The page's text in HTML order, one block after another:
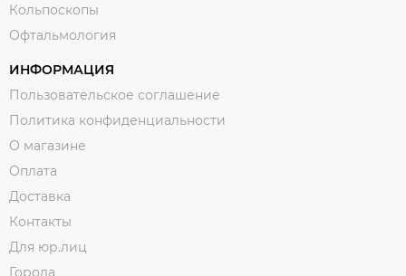
Кольпоскопы
Офтальмология
ИНФОРМАЦИЯ
Пользовательское соглашение
Политика конфиденциальности
О магазине
Оплата
Доставка
Контакты
Для юр.лиц
Города